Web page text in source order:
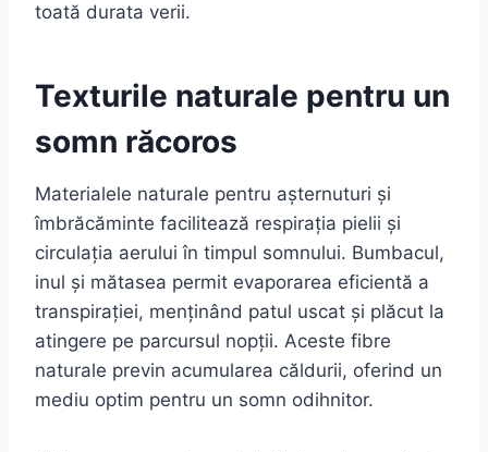
toată durata verii.
Texturile naturale pentru un
somn răcoros
Materialele naturale pentru așternuturi și
îmbrăcăminte facilitează respirația pielii și
circulația aerului în timpul somnului. Bumbacul,
inul și mătasea permit evaporarea eficientă a
transpirației, menținând patul uscat și plăcut la
atingere pe parcursul nopții. Aceste fibre
naturale previn acumularea căldurii, oferind un
mediu optim pentru un somn odihnitor.